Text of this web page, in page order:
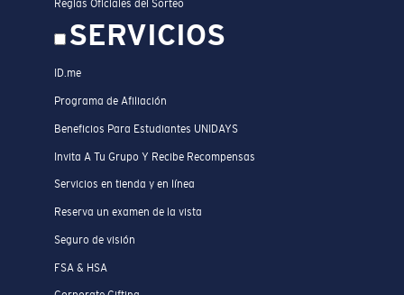
Reglas Oficiales del Sorteo
SERVICIOS
ID.me
Programa de Afiliación
Beneficios Para Estudiantes UNIDAYS
Invita A Tu Grupo Y Recibe Recompensas
Servicios en tienda y en línea
Reserva un examen de la vista
Seguro de visión
FSA & HSA